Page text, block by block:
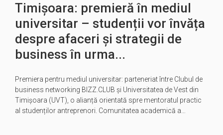
Timișoara: premieră în mediul
universitar – studenții vor învăța
despre afaceri și strategii de
business în urma...
Premiera pentru mediul universitar: parteneriat între Clubul de
business networking BIZZ.CLUB și Universitatea de Vest din
Timișoara (UVT), o alianță orientată spre mentoratul practic
al studenților antreprenori. Comunitatea academică a…